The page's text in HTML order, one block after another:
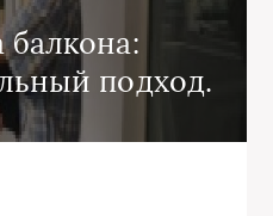
подход.